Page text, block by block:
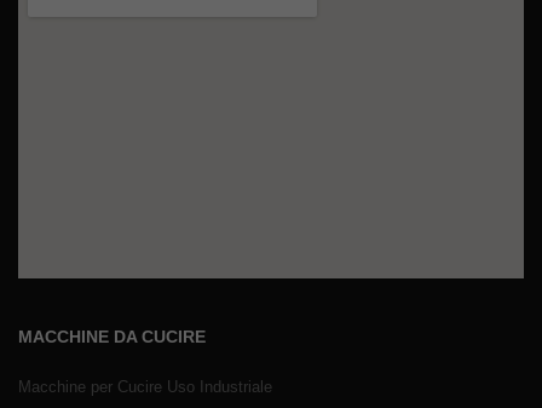
MACCHINE DA CUCIRE
Macchine per Cucire Uso Industriale